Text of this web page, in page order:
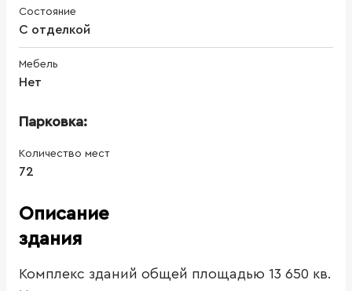
Состояние
С отделкой
Мебель
Нет
Парковка:
Количество мест
72
Описание
здания
Комплекс зданий общей площадью 13 650 кв.